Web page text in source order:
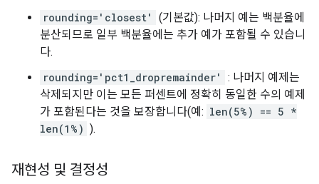
rounding='closest'
(기본값): 나머지 예는 백분율에
분산되므로 일부 백분율에는 추가 예가 포함될 수 있습니
다.
rounding='pct1_dropremainder'
: 나머지 예제는
삭제되지만 이는 모든 퍼센트에 정확히 동일한 수의 예제
가 포함된다는 것을 보장합니다(예: len(5%) == 5 *
len(1%) ).
재현성 및 결정성